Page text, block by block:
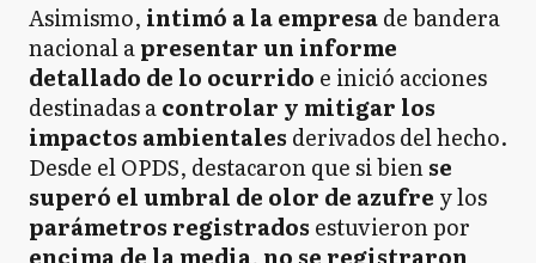
Asimismo, intimó a la empresade bandera
nacional apresentar un informe
detallado de lo ocurrido e inició acciones
destinadas acontrolar y mitigar los
impactos ambientales derivados del hecho.
Desde el OPDS, destacaron que si biense
superó el umbral de olor de azufre y los
parámetros registrados estuvieron por
encima de la media, no se registraron